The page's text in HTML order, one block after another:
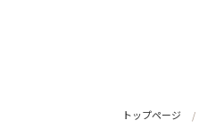
トップページ